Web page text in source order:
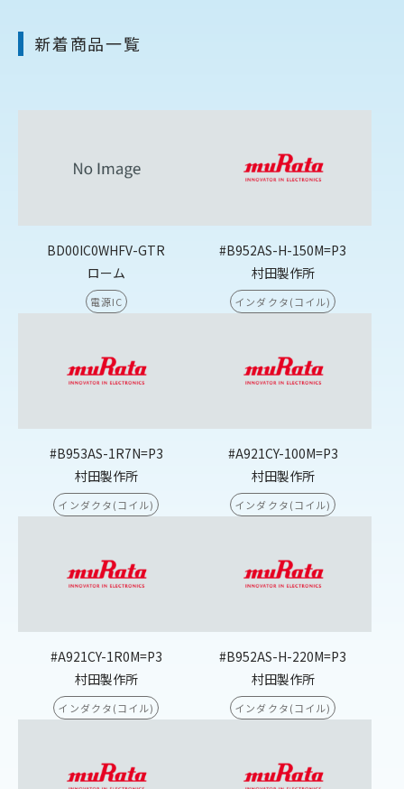
新着商品一覧
BD00IC0WHFV-GTR
ローム
電源IC
#B952AS-H-150M=P3
村田製作所
インダクタ(コイル)
#B953AS-1R7N=P3
村田製作所
インダクタ(コイル)
#A921CY-100M=P3
村田製作所
インダクタ(コイル)
#A921CY-1R0M=P3
村田製作所
インダクタ(コイル)
#B952AS-H-220M=P3
村田製作所
インダクタ(コイル)